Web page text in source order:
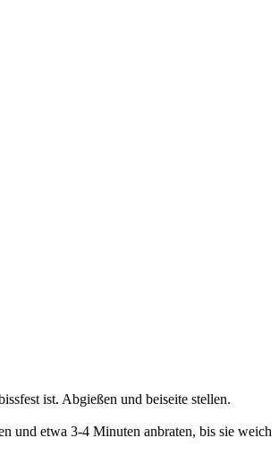
ist. Abgießen und beiseite stellen.
und etwa 3-4 Minuten anbraten, bis sie weich